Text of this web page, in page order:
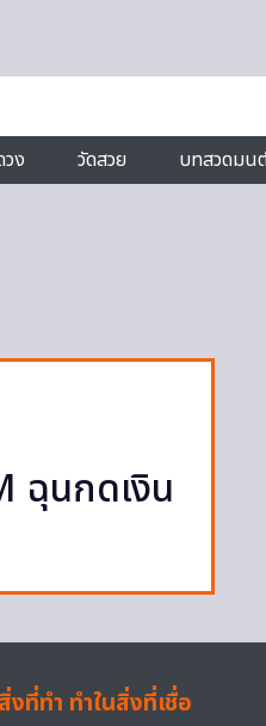
ง วัดสวย บทสวดมน
ฉุนกดเงิน
งที่ทำ ทำในสิ่งที่เชื่อ